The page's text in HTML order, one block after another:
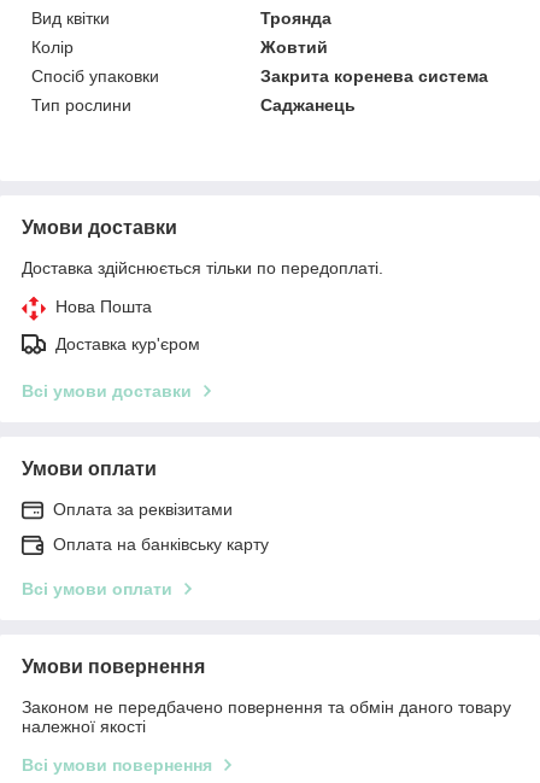
Вид квітки
Троянда
Колір
Жовтий
Спосіб упаковки
Закрита коренева система
Тип рослини
Саджанець
Умови доставки
Доставка здійснюється тільки по передоплаті.
Нова Пошта
Доставка кур'єром
Всі умови доставки
Умови оплати
Оплата за реквізитами
Оплата на банківську карту
Всі умови оплати
Умови повернення
Законом не передбачено повернення та обмін даного товару
належної якості
Всі умови повернення